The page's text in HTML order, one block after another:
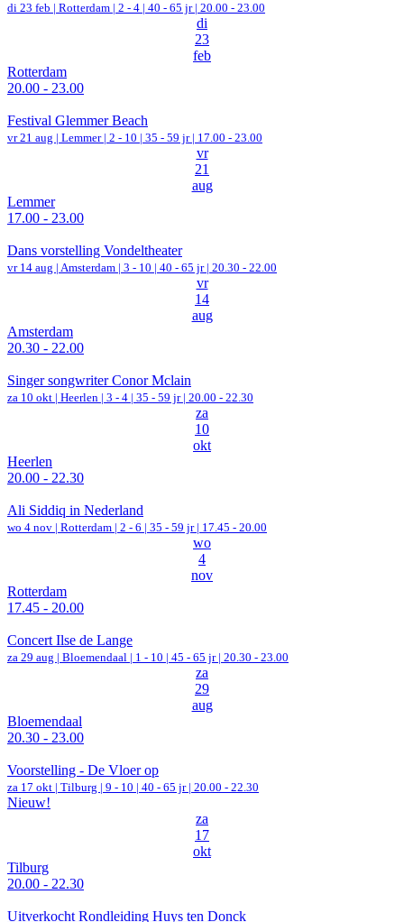
di 23 feb | Rotterdam | 2 - 4 | 40 - 65 jr | 20.00 - 23.00
di
23
feb
Rotterdam
20.00 - 23.00
Festival Glemmer Beach
vr 21 aug | Lemmer | 2 - 10 | 35 - 59 jr | 17.00 - 23.00
vr
21
aug
Lemmer
17.00 - 23.00
Dans vorstelling Vondeltheater
vr 14 aug | Amsterdam | 3 - 10 | 40 - 65 jr | 20.30 - 22.00
vr
14
aug
Amsterdam
20.30 - 22.00
Singer songwriter Conor Mclain
za 10 okt | Heerlen | 3 - 4 | 35 - 59 jr | 20.00 - 22.30
za
10
okt
Heerlen
20.00 - 22.30
Ali Siddiq in Nederland
wo 4 nov | Rotterdam | 2 - 6 | 35 - 59 jr | 17.45 - 20.00
wo
4
nov
Rotterdam
17.45 - 20.00
Concert Ilse de Lange
za 29 aug | Bloemendaal | 1 - 10 | 45 - 65 jr | 20.30 - 23.00
za
29
aug
Bloemendaal
20.30 - 23.00
Voorstelling - De Vloer op
za 17 okt | Tilburg | 9 - 10 | 40 - 65 jr | 20.00 - 22.30
Nieuw!
za
17
okt
Tilburg
20.00 - 22.30
Uitverkocht Rondleiding Huys ten Donck